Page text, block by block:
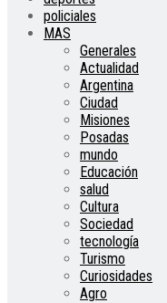
policiales
MAS
Generales
Actualidad
Argentina
Ciudad
Misiones
Posadas
mundo
Educación
salud
Cultura
Sociedad
tecnología
Turismo
Curiosidades
Agro